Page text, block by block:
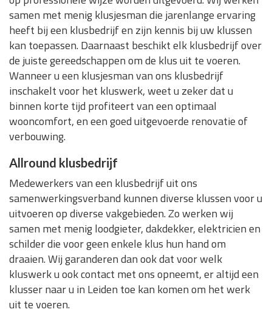
samen met menig klusjesman die jarenlange ervaring
heeft bij een klusbedrijf en zijn kennis bij uw klussen
kan toepassen. Daarnaast beschikt elk klusbedrijf over
de juiste gereedschappen om de klus uit te voeren.
Wanneer u een klusjesman van ons klusbedrijf
inschakelt voor het kluswerk, weet u zeker dat u
binnen korte tijd profiteert van een optimaal
wooncomfort, en een goed uitgevoerde renovatie of
verbouwing.
Allround klusbedrijf
Medewerkers van een klusbedrijf uit ons
samenwerkingsverband kunnen diverse klussen voor u
uitvoeren op diverse vakgebieden. Zo werken wij
samen met menig loodgieter, dakdekker, elektricien en
schilder die voor geen enkele klus hun hand om
draaien. Wij garanderen dan ook dat voor welk
kluswerk u ook contact met ons opneemt, er altijd een
klusser naar u in Leiden toe kan komen om het werk
uit te voeren.